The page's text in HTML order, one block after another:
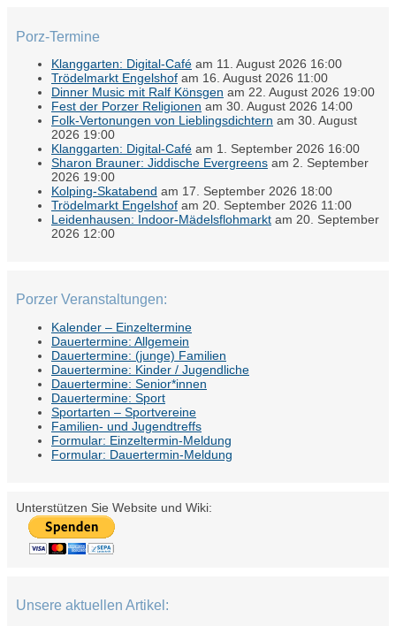
Porz-Termine
Klanggarten: Digital-Café am 11. August 2026 16:00
Trödelmarkt Engelshof am 16. August 2026 11:00
Dinner Music mit Ralf Könsgen am 22. August 2026 19:00
Fest der Porzer Religionen am 30. August 2026 14:00
Folk-Vertonungen von Lieblingsdichtern am 30. August
2026 19:00
Klanggarten: Digital-Café am 1. September 2026 16:00
Sharon Brauner: Jiddische Evergreens am 2. September
2026 19:00
Kolping-Skatabend am 17. September 2026 18:00
Trödelmarkt Engelshof am 20. September 2026 11:00
Leidenhausen: Indoor-Mädelsflohmarkt am 20. September
2026 12:00
Porzer Veranstaltungen:
Kalender – Einzeltermine
Dauertermine: Allgemein
Dauertermine: (junge) Familien
Dauertermine: Kinder / Jugendliche
Dauertermine: Senior*innen
Dauertermine: Sport
Sportarten – Sportvereine
Familien- und Jugendtreffs
Formular: Einzeltermin-Meldung
Formular: Dauertermin-Meldung
Unterstützen Sie Website und Wiki:
Unsere aktuellen Artikel: